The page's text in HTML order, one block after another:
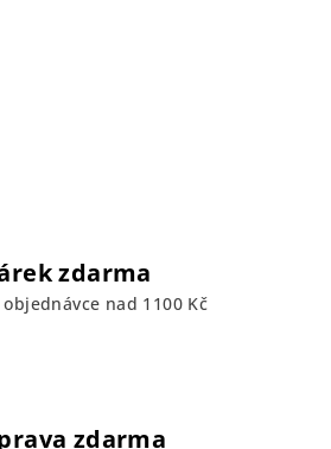
zdarma
objednávce nad 1100 Kč
zdarma